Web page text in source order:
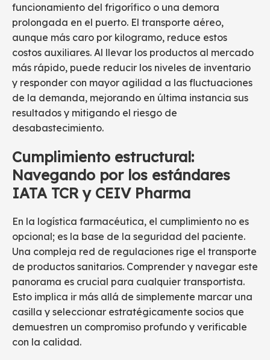
funcionamiento del frigorífico o una demora
prolongada en el puerto. El transporte aéreo,
aunque más caro por kilogramo, reduce estos
costos auxiliares. Al llevar los productos al mercado
más rápido, puede reducir los niveles de inventario
y responder con mayor agilidad a las fluctuaciones
de la demanda, mejorando en última instancia sus
resultados y mitigando el riesgo de
desabastecimiento.
Cumplimiento estructural:
Navegando por los estándares
IATA TCR y CEIV Pharma
En la logística farmacéutica, el cumplimiento no es
opcional; es la base de la seguridad del paciente.
Una compleja red de regulaciones rige el transporte
de productos sanitarios. Comprender y navegar este
panorama es crucial para cualquier transportista.
Esto implica ir más allá de simplemente marcar una
casilla y seleccionar estratégicamente socios que
demuestren un compromiso profundo y verificable
con la calidad.